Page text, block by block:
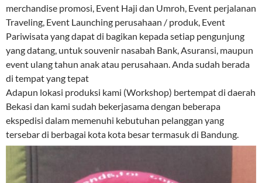
merchandise promosi, Event Haji dan Umroh, Event perjalanan
Traveling, Event Launching perusahaan / produk, Event
Pariwisata yang dapat di bagikan kepada setiap pengunjung
yang datang, untuk souvenir nasabah Bank, Asuransi, maupun
event ulang tahun anak atau perusahaan. Anda sudah berada
di tempat yang tepat
Adapun lokasi produksi kami (Workshop) bertempat di daerah
Bekasi dan kami sudah bekerjasama dengan beberapa
ekspedisi dalam memenuhi kebutuhan pelanggan yang
tersebar di berbagai kota kota besar termasuk di Bandung.